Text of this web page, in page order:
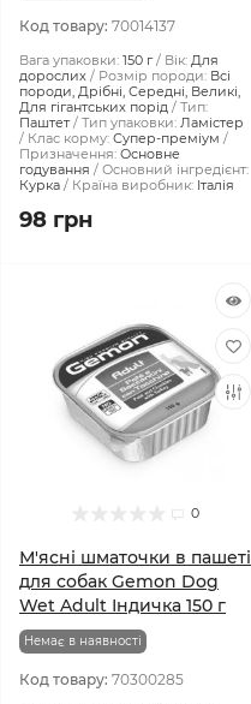
Код товару: 70014137
Вага упаковки: 150 г Вік: Для
дорослих
Розмір породи: Всі
породи, Дрібні, Середні, Великі,
Для гігантських порід
Тип:
Паштет
Тип упаковки: Ламістер
Клас корму: Супер-преміум
Призначення: Основне
годування
Основний інгредієнт:
Курка
Країна виробник: Італія
98 грн
0
М'ясні шматочки в пашеті
для собак Gemon Dog
Wet Adult Індичка 150 г
Немає в наявності
Код товару: 70300285